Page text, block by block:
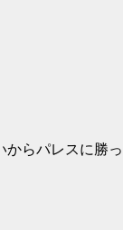
からパレスに勝っ